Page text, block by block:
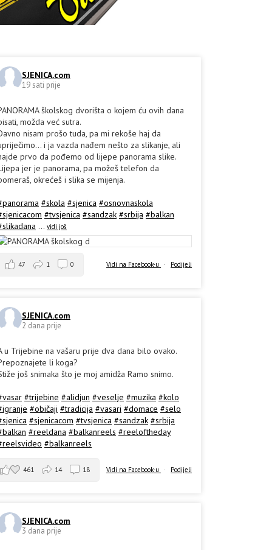
SJENICA.com
19 sati prije
školskog dvorišta o kojem ću ovih dana
možda već sutra.
nisam prošo tuda, pa mi rekoše haj da
i ja vazda nađem nešto za slikanje, ali
prvo da pođemo od lijepe panorama slike.
jer je panorama, pa možeš telefon da
okrećeš i slika se mijenja.
#skola #sjenica #osnovnaskola
#tvsjenica #sandzak #srbija #balkan
... vidi još
Vidi na Facebook-u · Podijeli
47 1 0
SJENICA.com
2 dana prije
u Trijebine na vašaru prije dva dana bilo ovako.
li koga?
još snimaka što je moj amidža Ramo snimo.
#trijebine #alidjun #veselje #muzika #kolo
#običaji #tradicija #vasari #domace #selo
#sjenicacom #tvsjenica #sandzak #srbija
#reeldana #balkanreels #reeloftheday
#balkanreels
Vidi na Facebook-u · Podijeli
461 14 18
SJENICA.com
3 dana prije